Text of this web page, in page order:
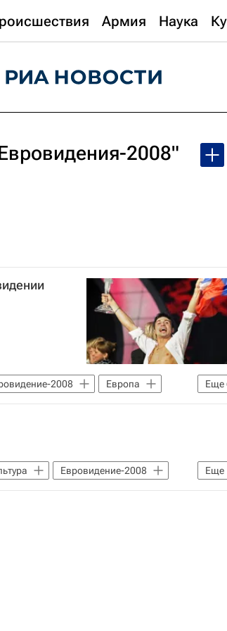
Армия Наука
2008"
Еще
2008
Европа
Яна Рудковская
Еще
Евровидение-2008